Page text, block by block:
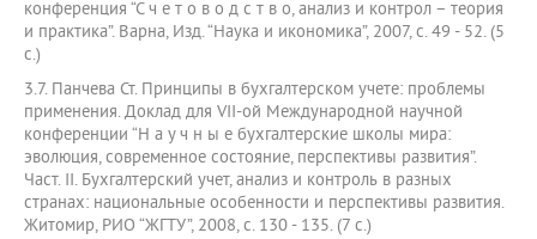
конференция “С ч е т о в о д с т в о, анализ и контрол – теория
и практика”. Варна, Изд. “Наука и икономика”, 2007, с. 49 - 52. (5
с.)
3.7. Панчева Ст. Принципы в бухгалтерском учете: проблемы
применения. Доклад для VІІ-ой Международной научной
конференции “Н а у ч н ы е бухгалтерские школы мира:
эволюция, современное состояние, перспективы развития”.
Част. ІІ. Бухгалтерский учет, анализ и контроль в разных
странах: национальные особенности и перспективы развития.
Житомир, РИО “ЖГТУ”, 2008, с. 130 - 135. (7 с.)